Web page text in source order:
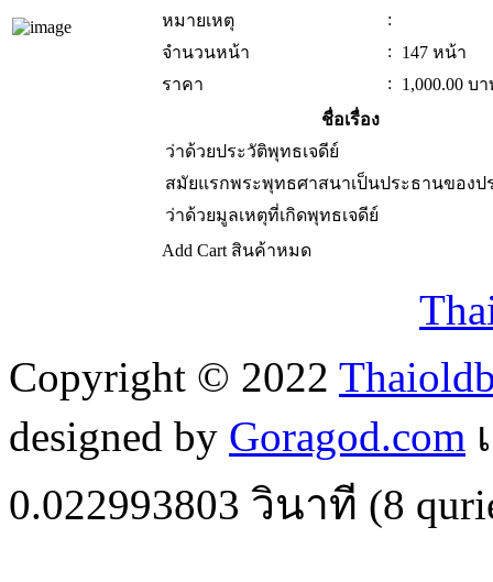
หมายเหตุ
:
จำนวนหน้า
:
147 หน้า
ราคา
: 1,000.00 บา
ชื่อเรื่อง
ว่าด้วยประวัติพุทธเจดีย์
สมัยแรกพระพุทธศาสนาเป็นประธานของป
ว่าด้วยมูลเหตุที่เกิดพุทธเจดีย์
Add Cart สินค้าหมด
Copyright © 2022
designed by Goragod.com
0.022993803 วินาที (8